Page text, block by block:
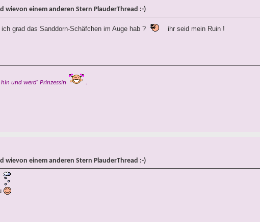
wievon einem anderen Stern PlauderThread :-)
grad das Sanddorn-Schäfchen im Auge hab ? ihr seid mein Ruin !
und werd' Prinzessin .
wievon einem anderen Stern PlauderThread :-)